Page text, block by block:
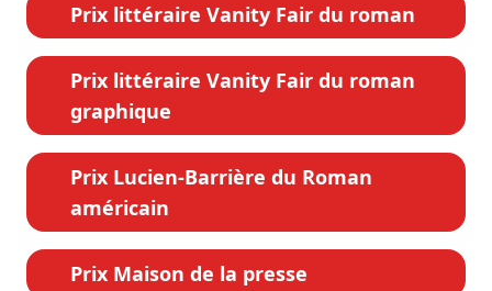
Prix littéraire Vanity Fair du roman
Prix littéraire Vanity Fair du roman
graphique
Prix Lucien-Barrière du Roman
américain
Prix Maison de la presse